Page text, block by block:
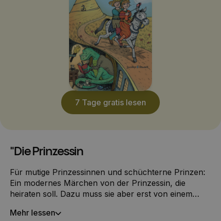
7 Tage gratis lesen
"Die Prinzessin
Für mutige Prinzessinnen und schüchterne Prinzen:
Ein modernes Märchen von der Prinzessin, die
heiraten soll. Dazu muss sie aber erst von einem
gerettet werden. Doch wie es manchmal so ist,
Mehr lessen